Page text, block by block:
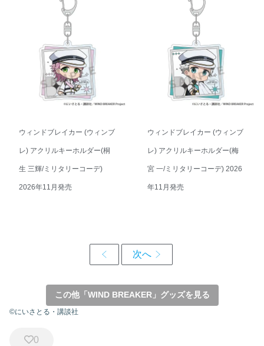
ウィンドブレイカー (ウィンブ
レ) アクリルキーホルダー(桐
生 三輝/ミリタリーコーデ)
2026年11月発売
ウィンドブレイカー (ウィンブ
レ) アクリルキーホルダー(梅
宮 一/ミリタリーコーデ) 2026
年11月発売
この他「WIND BREAKER」グッズを見る
©にいさとる・講談社
0